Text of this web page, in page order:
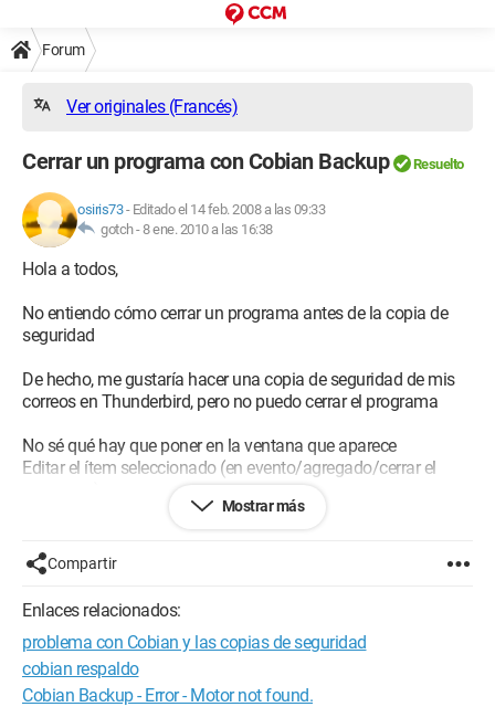
Forum
Ver originales (Francés)
Cerrar un programa con Cobian Backup Resuelto
osiris73- Editado el 14 feb. 2008 a las 09:33
gotch -8 ene. 2010 a las 16:38
Hola a todos,
No entiendo cómo cerrar un programa antes de la copia de
seguridad
De hecho, me gustaría hacer una copia de seguridad de mis
correos en Thunderbird, pero no puedo cerrar el programa
No sé qué hay que poner en la ventana que aparece
Editar el ítem seleccionado (en evento/agregado/cerrar el
CLOSE,thunderbird,TRUE
El problema es que habla del título de la ventana?
Gracias por su ayuda
Mostrar más
Compartir
Enlaces relacionados:
problema con Cobian y las copias de seguridad
cobian respaldo
Cobian Backup - Error - Motor not found.